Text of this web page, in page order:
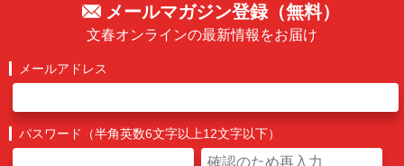
メールマガジン登録（無料）
文春オンラインの最新情報をお届け
メールアドレス
パスワード（半角英数6文字以上12文字以下）